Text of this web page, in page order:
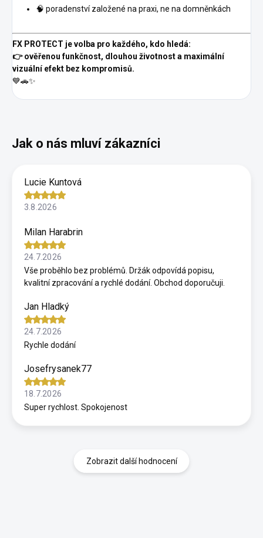
🧠 poradenství založené na praxi, ne na domněnkách
FX PROTECT je volba pro každého, kdo hledá:
👉 ověřenou funkčnost, dlouhou životnost a maximální
vizuální efekt bez kompromisů.
💙🚗✨
Lucie Kuntová
3.8.2026
Milan Harabrin
24.7.2026
Vše proběhlo bez problémů. Držák odpovídá popisu,
kvalitní zpracování a rychlé dodání. Obchod doporučuji.
Jan Hladký
24.7.2026
Rychle dodání
Josefrysanek77
18.7.2026
Super rychlost. Spokojenost
Zobrazit další hodnocení